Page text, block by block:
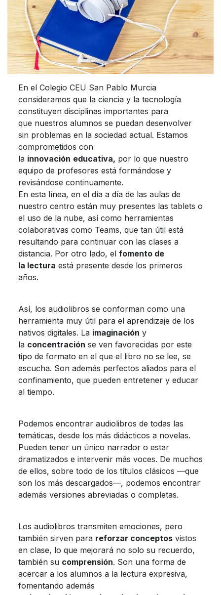
En el Colegio CEU San Pablo Murcia
consideramos que la ciencia y la tecnología
constituyen disciplinas importantes para
que nuestros alumnos se puedan desenvolver
sin problemas en lasociedad actual. Estamos
comprometidos con
la innovación educativa, por lo que nuestro
equipo de profesores está formándose y
revisándose continuamente.
En esta línea, en el día a día de las aulas de
nuestro centro están muy presentes las tablets o
el uso de la nube, así como herramientas
colaborativas como Teams, que tan útil está
resultando para continuar con las clases a
distancia. Por otro lado, el fomento de
la lectura está presente desde los primeros
años.
Así, los audiolibros se conforman como una
herramienta muy útil para el aprendizaje de los
nativos digitales. La imaginación y
la concentración se ven favorecidas por este
tipo de formato en el que el libro no se lee, se
escucha. Son además perfectos aliados para el
confinamiento, que pueden entretener y educar
al tiempo.
Podemos encontrar audiolibros de todas las
temáticas, desde los más didácticos a novelas.
Pueden tener un único narrador o estar
dramatizados e intervenir más voces. De muchos
de ellos, sobre todo de los títulos clásicos —que
son los más descargados—, podemos encontrar
además versiones abreviadas o completas.
Los audiolibros transmiten emociones, pero
también sirven para reforzar conceptosvistos
en clase, lo que mejorará no solo su recuerdo,
también su comprensión. Son una forma de
acercar a los alumnos a la lectura expresiva,
fomentando además